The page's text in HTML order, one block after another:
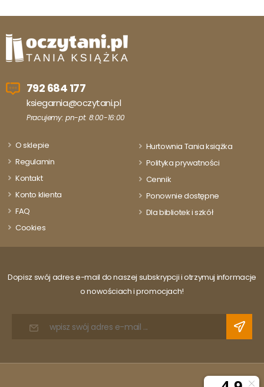
792 684 177
ksiegarnia@oczytani.pl
Pracujemy: pn-pt: 8:00-16:00
O sklepie
Regulamin
Kontakt
Konto klienta
FAQ
Cookies
Hurtownia Tania książka
Polityka prywatności
Cennik
Ponownie dostępne
Dla bibliotek i szkół
Dopisz swój adres e-mail do naszej subskrypcji i otrzymuj informacje
o nowościach i promocjach!